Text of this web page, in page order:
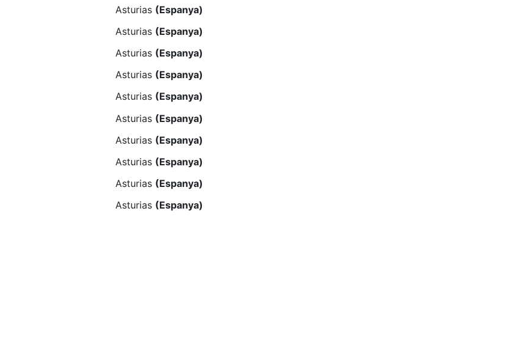
Asturias (Espanya)
Asturias (Espanya)
Asturias (Espanya)
Asturias (Espanya)
Asturias (Espanya)
Asturias (Espanya)
Asturias (Espanya)
Asturias (Espanya)
Asturias (Espanya)
Asturias (Espanya)